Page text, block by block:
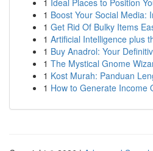
1 Ideal Places to Position
1 Boost Your Social Media:
1 Get Rid Of Bulky Items
1 Artificial Intelligence plus
1 Buy Anadrol: Your
1 The Mystical Gnome
1 Kost Murah: Panduan
1 How to Generate Income